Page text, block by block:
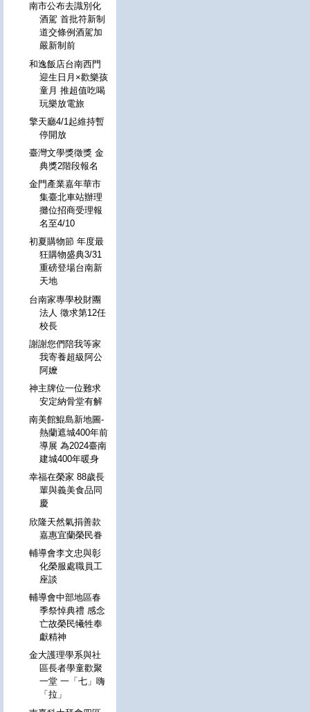
南市公布去識別化
酒駕 首批符新制
道交條例酒駕加
嚴新制前
和逸飯店台南西門
迎生日月×歡樂孩
童月 推超值吃喝
玩樂放電旅
擎天廳4/1起維持暫
停開放
臺灣文學獎徵獎 金
典獎2階段報名
金門產業嘉年華市
集臺北車站辦理
攤位招商受理報
名至4/10
初夏購物節 年度最
狂購物盛典3/31
重磅登場台南新
天地
台南家專學校財團
法人 徵求第12任
校長
謝謝您們陪我等家
我寄養超級阿公
阿嬤
神主牌位一位難求
安定納骨堂有解
南美館鯤島新地圖-
熱蘭遮城400年前
導展 為2024臺南
建城400年暖身
幸福在榮家 88歲長
輩與義美食品同
慶
欣隆天然氣捐善款
嘉惠宜蘭榮民眷
輔導會李文忠與彰
化榮服處職員工
座談
輔導會中部地區春
季祭悼典禮 感念
亡故榮民犧牲奉
獻精神
金大護理學系與社
區長者學童歡聚
一堂 一「七」嗨
「拉」